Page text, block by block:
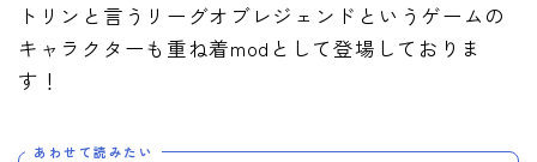
トリンと言うリーグオブレジェンドというゲームの
キャラクターも重ね着modとして登場しておりま
す！
あわせて読みたい